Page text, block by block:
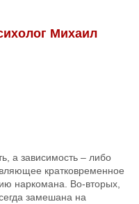
Михаил
а зависимость – либо
кратковременное
наркомана. Во-вторых,
замешана на